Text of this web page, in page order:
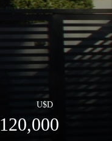
U$D
120,000